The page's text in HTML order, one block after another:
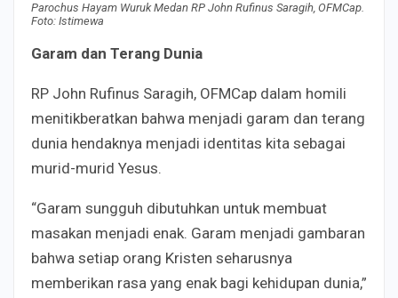
Parochus Hayam Wuruk Medan RP John Rufinus Saragih, OFMCap.
Foto: Istimewa
Garam dan Terang Dunia
RP John Rufinus Saragih, OFMCap dalam homili
menitikberatkan bahwa menjadi garam dan terang
dunia hendaknya menjadi identitas kita sebagai
murid-murid Yesus.
“Garam sungguh dibutuhkan untuk membuat
masakan menjadi enak. Garam menjadi gambaran
bahwa setiap orang Kristen seharusnya
memberikan rasa yang enak bagi kehidupan dunia,”